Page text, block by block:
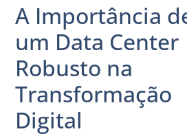
A Importância
um Data Center
Robusto na
Transformação
Digital